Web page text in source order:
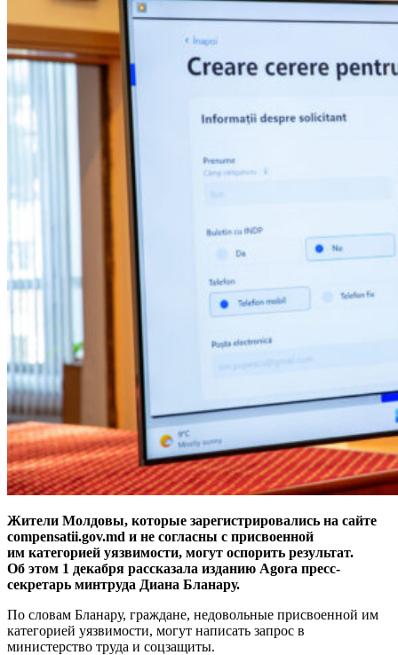
Жители Молдовы, которые зарегистрировались на сайте
compensatii.gov.md и не согласны с присвоенной
им категорией уязвимости, могут оспорить результат.
Об этом 1 декабря рассказала изданию Agora пресс-
секретарь минтруда Диана Бланару.
По словам Бланару, граждане, недовольные присвоенной им
категорией уязвимости, могут написать запрос в
министерство труда и соцзащиты.